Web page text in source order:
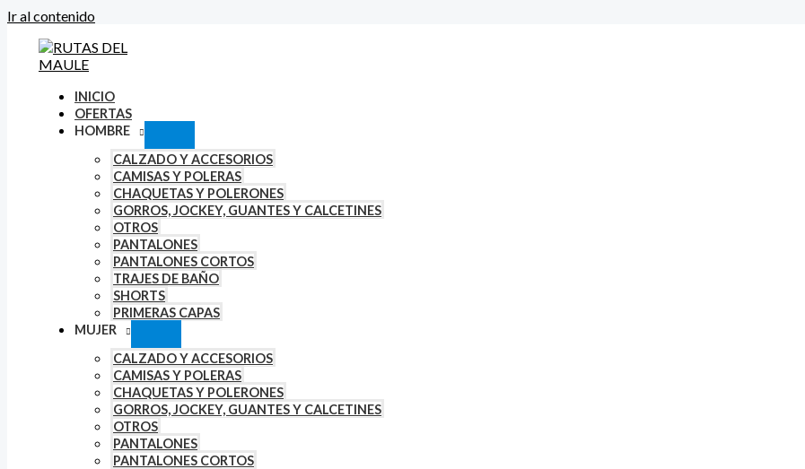
Ir al contenido
INICIO
OFERTAS
HOMBRE
CALZADO Y ACCESORIOS
CAMISAS Y POLERAS
CHAQUETAS Y POLERONES
GORROS, JOCKEY, GUANTES Y CALCETINES
OTROS
PANTALONES
PANTALONES CORTOS
TRAJES DE BAÑO
SHORTS
PRIMERAS CAPAS
MUJER
CALZADO Y ACCESORIOS
CAMISAS Y POLERAS
CHAQUETAS Y POLERONES
GORROS, JOCKEY, GUANTES Y CALCETINES
OTROS
PANTALONES
PANTALONES CORTOS